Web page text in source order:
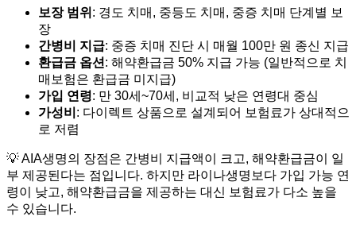
보장 범위 : 경도 치매, 중등도 치매, 중증 치매 단계별 보
장
간병비 지급: 중증 치매 진단 시 매월 100만 원 종신 지급
환급금 옵션 : 해약환급금 50% 지급 가능 (일반적으로 치
매보험은 환급금 미지급)
가입 연령: 만 30세~70세, 비교적 낮은 연령대 중심
가성비 : 다이렉트 상품으로 설계되어 보험료가 상대적으
로 저렴
💡 AIA생명의 장점은 간병비 지급액이 크고, 해약환급금이 일
부 제공된다는 점입니다. 하지만 라이나생명보다 가입 가능 연
령이 낮고, 해약환급금을 제공하는 대신 보험료가 다소 높을
수 있습니다.